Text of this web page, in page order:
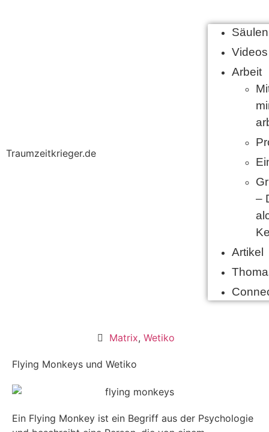
Traumzeitkrieger.de
Säulen
Videos
Arbeit
–
Artikel
Matrix, Wetiko
Flying Monkeys und Wetiko
Ein Flying Monkey ist ein Begriff aus der Psychologie